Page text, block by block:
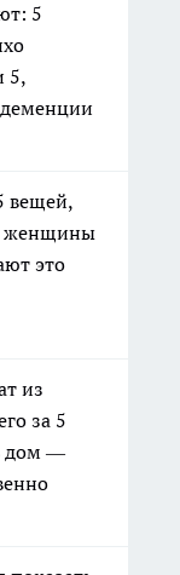
5
5,
вещей,
женщины
это
из
за 5
дом —